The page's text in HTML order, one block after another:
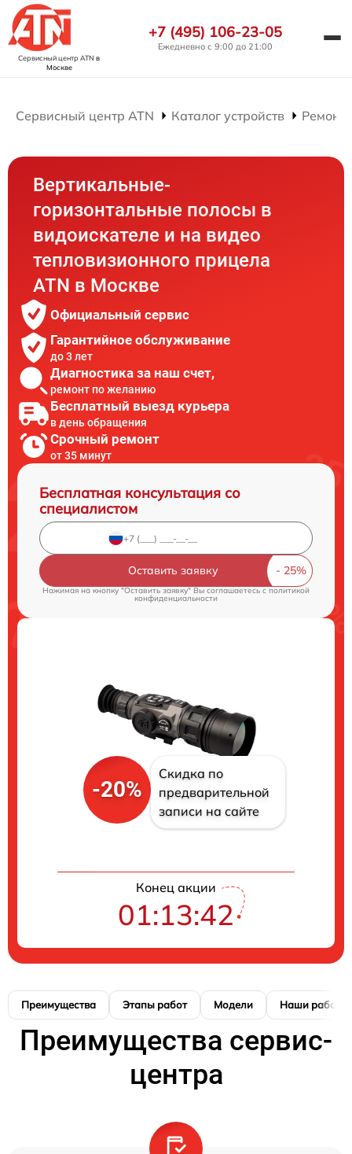
Сервисный центр ATN в
Москве
+7 (495) 106-23-05
Ежедневно с 9:00 до 21:00
Сервисный центр ATN Каталог устройств Ремонт
Вертикальные-
горизонтальные полосы в
видоискателе и на видео
тепловизионного прицела
ATN в Москве
Официальный сервис
Гарантийное обслуживание
до 3 лет
Диагностика за наш счет,
ремонт по желанию
Бесплатный выезд курьера
в день обращения
Срочный ремонт
от 35 минут
Бесплатная консультация со
специалистом
Оставить заявку
Нажимая на кнопку "Оставить заявку" Вы соглашаетесь cполитикой
конфиденциальности
-20%
Скидка по
предварительной
записи на сайте
Конец акции
01:13:41
Преимущества Этапы работ Модели Наши работы
Преимущества сервис-
центра